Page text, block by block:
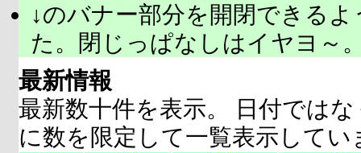
↓のバナー部分を開閉できる
た。閉じっぱなしはイヤヨ～
最新情報
最新数十件を表示。 日付では
に数を限定して一覧表示してい